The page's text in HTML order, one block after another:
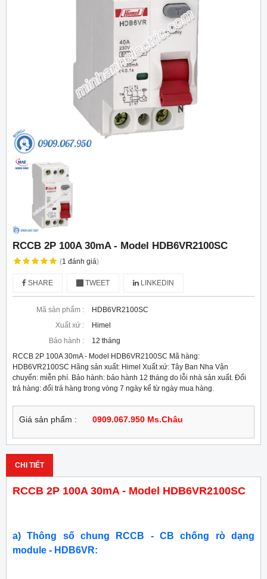
RCCB 2P 100A 30mA - Model HDB6VR2100SC
(1 đánh giá)
SHARE TWEET LINKEDIN
Mã sản phẩm :
HDB6VR2100SC
Xuất xứ :
Himel
Bảo hành :
12 tháng
RCCB 2P 100A 30mA - Model HDB6VR2100SC Mã hàng:
HDB6VR2100SC Hãng sản xuất: Himel Xuất xứ: Tây Ban Nha Vận
chuyển: miễn phí. Bảo hành: bảo hành 12 tháng do lỗi nhà sản xuất. Đổi
trả hàng: đổi trả hàng trong vòng 7 ngày kể từ ngày mua hàng.
Giá sản phẩm : 0909.067.950 Ms.Châu
CHI TIẾT
RCCB 2P 100A 30mA - Model HDB6VR2100SC
a) Thông số chung RCCB - CB chống rò dạng
module - HDB6VR: